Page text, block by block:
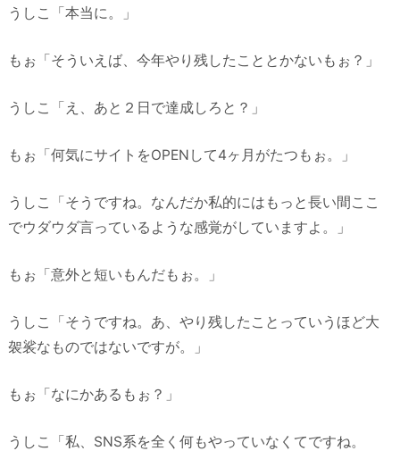
うしこ「本当に。」
もぉ「そういえば、今年やり残したこととかないもぉ？」
うしこ「え、あと２日で達成しろと？」
もぉ「何気にサイトをOPENして4ヶ月がたつもぉ。」
うしこ「そうですね。なんだか私的にはもっと長い間ここ
でウダウダ言っているような感覚がしていますよ。」
もぉ「意外と短いもんだもぉ。」
うしこ「そうですね。あ、やり残したことっていうほど大
袈裟なものではないですが。」
もぉ「なにかあるもぉ？」
うしこ「私、SNS系を全く何もやっていなくてですね。